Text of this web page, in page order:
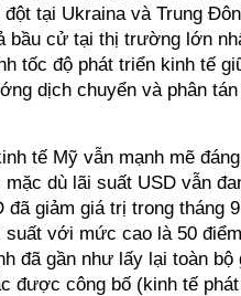
tại Ukraina và Trung
bầu cử tại thị trường lớn
tốc độ phát triển kinh tế
dịch chuyển và phân
tế Mỹ vẫn mạnh mẽ
dù lãi suất USD vẫn
đã giảm giá trị trong tháng
với mức cao là 50
đã gần như lấy lại toàn
được công bố (kinh tế